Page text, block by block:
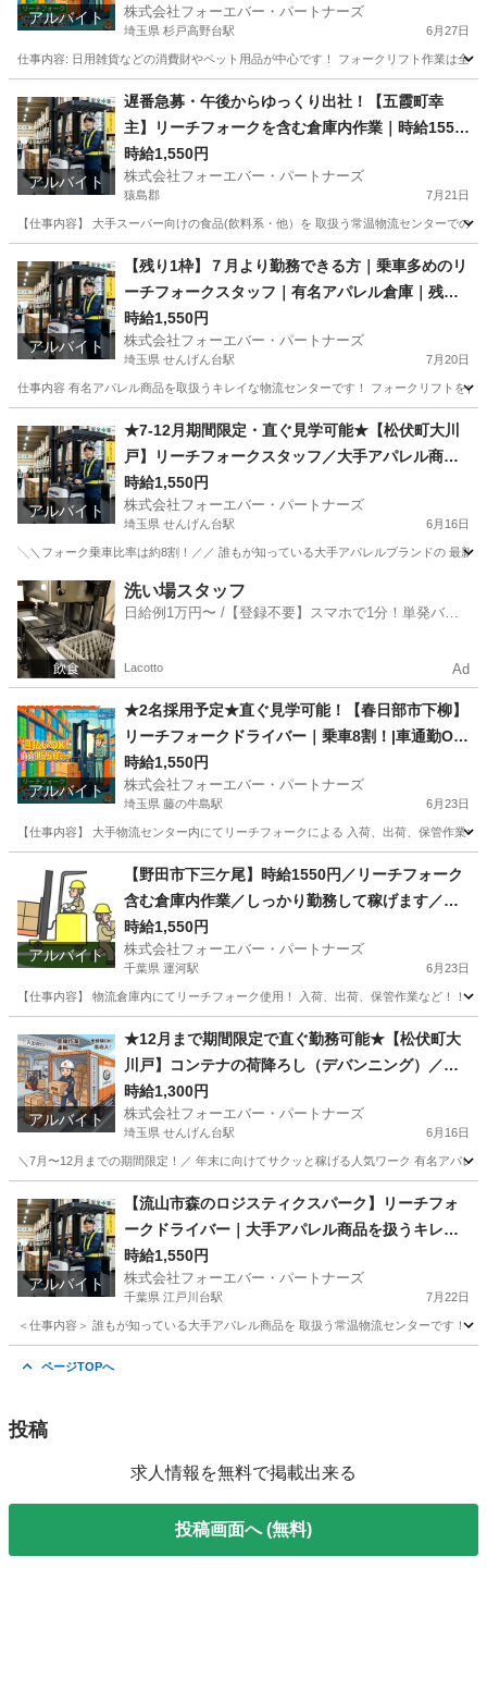
アルバイト 株式会社フォーエバー・パートナーズ
埼玉県 杉戸高野台駅 6月27日
仕事内容: 日用雑貨などの消費財やペット用品が中心です！ フォークリフト作業は全
杉戸高野台駅 倉庫 フォークリフト
アルバイト
遅番急募・午後からゆっくり出社！【五霞町幸
主】リーチフォークを含む倉庫内作業｜時給1550
円｜週払い可｜フォーク乗車多め！
時給1,550円
株式会社フォーエバー・パートナーズ
猿島郡 7月21日
【仕事内容】 大手スーパー向けの食品(飲料系・他）を 取扱う常温物流センターで
倉庫 遅番
アルバイト
【残り1枠】７月より勤務できる方｜乗車多めのリ
ーチフォークスタッフ｜有名アパレル倉庫｜残業
ありで高収入！
時給1,550円
株式会社フォーエバー・パートナーズ
埼玉県 せんげん台駅 7月20日
仕事内容 有名アパレル商品を取扱うキレイな物流センターです！ フォークリフトを
せんげん台駅 倉庫 時給
アルバイト
★7-12月期間限定・直ぐ見学可能★【松伏町大川
戸】リーチフォークスタッフ／大手アパレル商品
の物流センター／週払い可／車通勤可
時給1,550円
株式会社フォーエバー・パートナーズ
埼玉県 せんげん台駅 6月16日
╲＼フォーク乗車比率は約8割！／／ 誰もが知っている大手アパレルブランドの 最新
埼玉 北葛飾郡 せんげん台駅
洗い場スタッフ
日給例1万円〜 /【登録不要】スマホで1分！単発バイ
Lacotto Ad
アルバイト
★2名採用予定★直ぐ見学可能！【春日部市下柳】
リーチフォークドライバー｜乗車8割！|車通勤OK
｜週払いで即収入♪
時給1,550円
株式会社フォーエバー・パートナーズ
埼玉県 藤の牛島駅 6月23日
【仕事内容】 大手物流センター内にてリーチフォークによる 入荷、出荷、保管作業
藤の牛島駅 倉庫 マスク
アルバイト
【野田市下三ケ尾】時給1550円／リーチフォーク
含む倉庫内作業／しっかり勤務して稼げます／国
道16号沿いの倉庫です
時給1,550円
株式会社フォーエバー・パートナーズ
千葉県 運河駅 6月23日
【仕事内容】 物流倉庫内にてリーチフォーク使用！ 入荷、出荷、保管作業など！！
運河駅 倉庫 時給
アルバイト
★12月まで期間限定で直ぐ勤務可能★【松伏町大
川戸】コンテナの荷降ろし（デバンニング）／大
手アパレル商品の物流センター／週払い可／車通
勤可
時給1,300円
株式会社フォーエバー・パートナーズ
埼玉県 せんげん台駅 6月16日
＼7月〜12月までの期間限定！／ 年末に向けてサクッと稼げる人気ワーク 有名アパ
せんげん台駅 コンテナ
アルバイト
【流山市森のロジスティクスパーク】リーチフォ
ークドライバー｜大手アパレル商品を扱うキレイ
な倉庫！｜週払いで即収入♪
時給1,550円
株式会社フォーエバー・パートナーズ
千葉県 江戸川台駅 7月22日
＜仕事内容＞ 誰もが知っている大手アパレル商品を 取扱う常温物流センターです！
ページTOPへ
投稿
求人情報を無料で掲載出来る
投稿画面へ (無料)